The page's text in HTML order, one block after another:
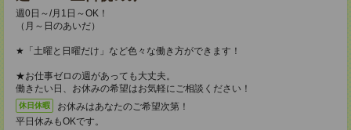
週0日～/月1日～OK！
（月～日のあいだ）
★「土曜と日曜だけ」など色々な働き方ができます！
★お仕事ゼロの週があっても大丈夫。
働きたい日、お休みの希望はお気軽にご相談ください！
休日休暇
お休みはあなたのご希望次第！
平日休みもOKです。